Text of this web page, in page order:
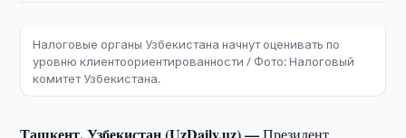
Налоговые органы Узбекистана начнут оценивать по
уровню клиентоориентированности / Фото: Налоговый
комитет Узбекистана.
Президент